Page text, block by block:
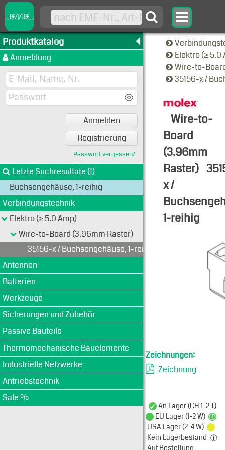
Produktkatalog
Anmeldung
Anmelden
Registrierung
Passwort vergessen?
Letzte Suchresultate (1)
Buchsengehäuse, 1-reihig
Verbindungstechnik
Elektro (≥ 5.0 Amp)
Wire-to-Board (3.96mm Raster)
35156-x / Buchsengehäuse, 1-reihig
Antennen
Batterien
Werkzeuge
Sicherungen und Zubehör
Passive Bauteile
Thermomechanische Bauelemente
Industrielle Netzwerke
Antriebstechnik
Sale %
Elektro (≥ 5.0
Wire-to-
35156-x /
Wire-to-
Board
(3.96mm
Raster)
x /
1-reihig
Typen-
Zeichnungen:
Zeichnung
An Lager (CH 1-2 T)
EU Lager (1-2 W)
USA Lager (2-4 W)
Kein Lagerbestand